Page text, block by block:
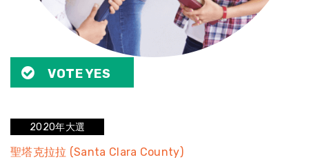
VOTE YES
2020年大選
聖塔克拉拉 (Santa Clara County)